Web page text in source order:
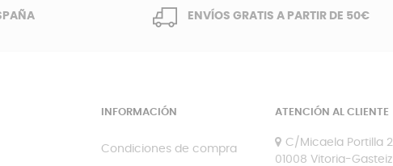
ENVÍOS GRATIS A PARTIR DE 50€
INFORMACIÓN
Condiciones de compra
ATENCIÓN AL CLIENTE
C/Micaela Portilla 2
01008 Vitoria-Gasteiz